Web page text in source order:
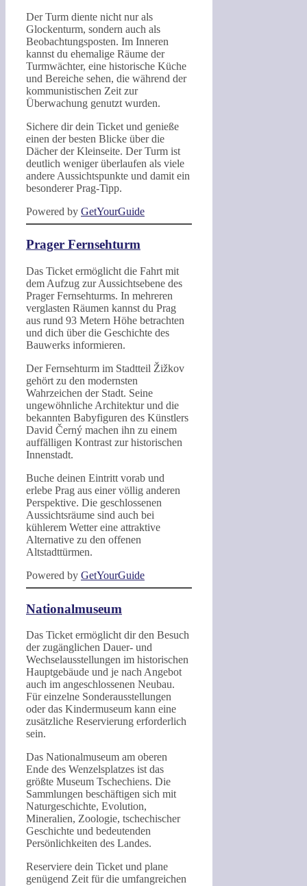
Der Turm diente nicht nur als
Glockenturm, sondern auch als
Beobachtungsposten. Im Inneren
kannst du ehemalige Räume der
Turmwächter, eine historische Küche
und Bereiche sehen, die während der
kommunistischen Zeit zur
Überwachung genutzt wurden.
Sichere dir dein Ticket und genieße
einen der besten Blicke über die
Dächer der Kleinseite. Der Turm ist
deutlich weniger überlaufen als viele
andere Aussichtspunkte und damit ein
besonderer Prag-Tipp.
Powered by GetYourGuide
Prager Fernsehturm
Das Ticket ermöglicht die Fahrt mit
dem Aufzug zur Aussichtsebene des
Prager Fernsehturms. In mehreren
verglasten Räumen kannst du Prag
aus rund 93 Metern Höhe betrachten
und dich über die Geschichte des
Bauwerks informieren.
Der Fernsehturm im Stadtteil Žižkov
gehört zu den modernsten
Wahrzeichen der Stadt. Seine
ungewöhnliche Architektur und die
bekannten Babyfiguren des Künstlers
David Černý machen ihn zu einem
auffälligen Kontrast zur historischen
Innenstadt.
Buche deinen Eintritt vorab und
erlebe Prag aus einer völlig anderen
Perspektive. Die geschlossenen
Aussichtsräume sind auch bei
kühlerem Wetter eine attraktive
Alternative zu den offenen
Altstadttürmen.
Powered by GetYourGuide
Nationalmuseum
Das Ticket ermöglicht dir den Besuch
der zugänglichen Dauer- und
Wechselausstellungen im historischen
Hauptgebäude und je nach Angebot
auch im angeschlossenen Neubau.
Für einzelne Sonderausstellungen
oder das Kindermuseum kann eine
zusätzliche Reservierung erforderlich
sein.
Das Nationalmuseum am oberen
Ende des Wenzelsplatzes ist das
größte Museum Tschechiens. Die
Sammlungen beschäftigen sich mit
Naturgeschichte, Evolution,
Mineralien, Zoologie, tschechischer
Geschichte und bedeutenden
Persönlichkeiten des Landes.
Reserviere dein Ticket und plane
genügend Zeit für die umfangreichen